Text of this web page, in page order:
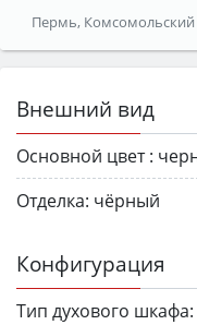
Пермь, Комсомольский
Внешний вид
Основной цвет :
Отделка: чёрный
Конфигурация
Тип духового шкафа: